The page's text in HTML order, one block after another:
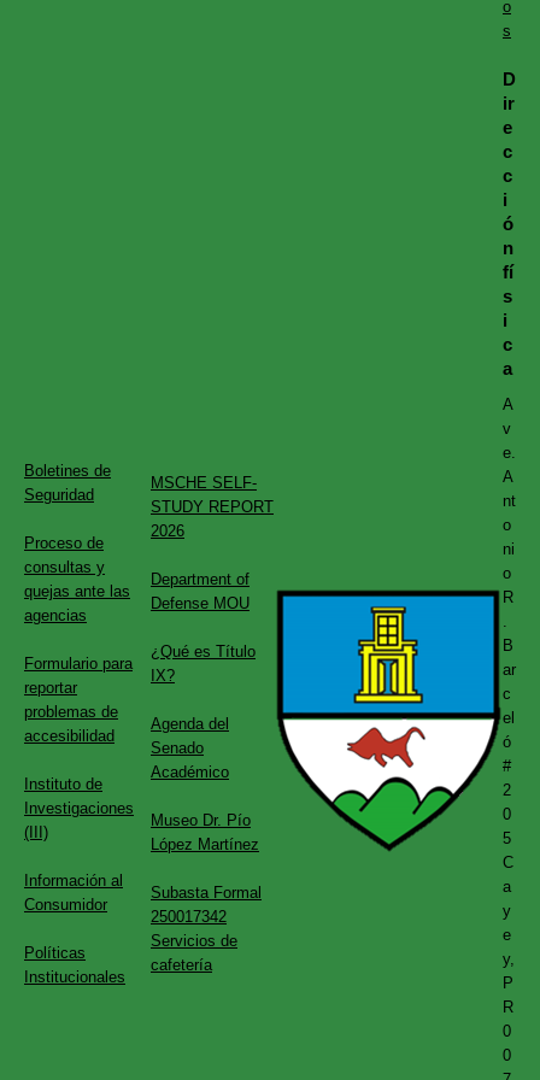
Boletines de
Seguridad
Proceso de
consultas y
quejas ante las
agencias
Formulario para
reportar
problemas de
accesibilidad
Instituto de
Investigaciones
(III)
Información al
Consumidor
Políticas
Institucionales
MSCHE SELF-
STUDY REPORT
2026
Department of
Defense MOU
¿Qué es Título
IX?
Agenda del
Senado
Académico
Museo Dr. Pío
López Martínez
Subasta Formal
250017342
Servicios de
cafetería
o
s
D
ir
e
c
c
i
ó
n
fí
s
i
c
a
A
v
e.
A
nt
o
ni
o
R
.
B
ar
c
el
ó
#
2
0
5
C
a
y
e
y,
P
R
0
0